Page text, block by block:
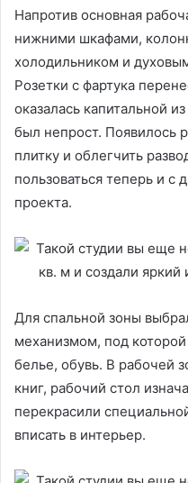
Напротив основная
нижними шкафами,
холодильником и
Розетки с фартука
оказалась капитальной
был непрост. Появилось
плитку и облегчить
пользоваться теперь и с
проекта.
Для спальной зоны
механизмом, под
белье, обувь. В рабочей
книг, рабочий стол
перекрасили
вписать в интерьер.